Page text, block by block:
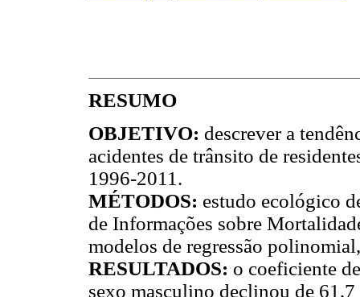
RESUMO
OBJETIVO: descrever a
acidentes de trânsito de
1996-2011.
MÉTODOS: estudo ecológico
de Informações sobre
modelos de regressão
RESULTADOS: o coeficiente
sexo masculino declinou de